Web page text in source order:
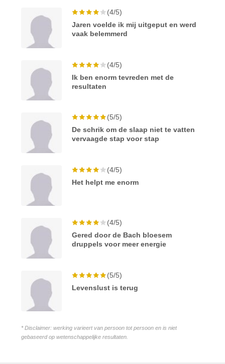
(4/5)
Jaren voelde ik mij uitgeput en werd
vaak belemmerd
(4/5)
Ik ben enorm tevreden met de
resultaten
(5/5)
De schrik om de slaap niet te vatten
vervaagde stap voor stap
(4/5)
Het helpt me enorm
(4/5)
Gered door de Bach bloesem
druppels voor meer energie
(5/5)
Levenslust is terug
* Disclaimer: werking varieert van persoon tot persoon en is niet
gebaseerd op wetenschappelijke resultaten.